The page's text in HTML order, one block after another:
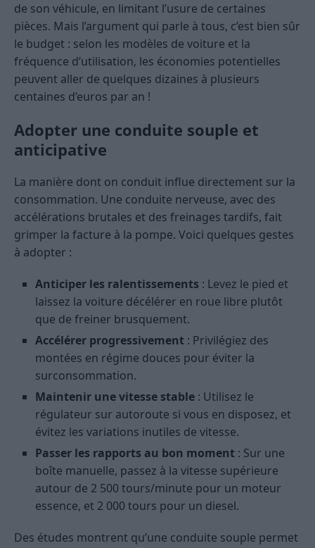
de son véhicule, en limitant l’usure de certaines
pièces. Mais l’argument qui parle à tous, c’est bien sûr
le budget : selon les modèles de voiture et la
fréquence d’utilisation, les économies potentielles
peuvent aller de quelques dizaines à plusieurs
centaines d’euros par an !
Adopter une conduite souple et
anticipative
La manière dont on conduit influe directement sur la
consommation. Une conduite nerveuse, avec des
accélérations brutales et des freinages tardifs, fait
grimper la facture à la pompe. Voici quelques gestes
à adopter :
Anticiper les ralentissements : Levez le pied et
laissez la voiture décélérer en roue libre plutôt
que de freiner brusquement.
Accélérer progressivement : Privilégiez des
montées en régime douces pour éviter la
surconsommation.
Maintenir une vitesse stable : Utilisez le
régulateur sur autoroute si vous en disposez, et
évitez les variations inutiles de vitesse.
Passer les rapports au bon moment : Sur une
boîte manuelle, passez à la vitesse supérieure
autour de 2 500 tours/minute pour un moteur
essence, et 2 000 tours pour un diesel.
Des études montrent qu’une conduite souple permet